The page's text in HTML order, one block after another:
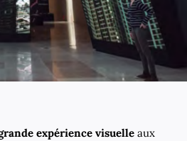
expérience visuelle aux